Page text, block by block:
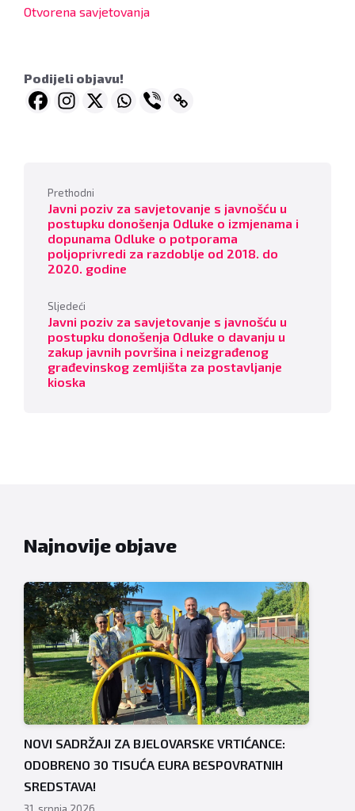
Otvorena savjetovanja
Podijeli objavu!
Prethodni
Javni poziv za savjetovanje s javnošću u
postupku donošenja Odluke o izmjenama i
dopunama Odluke o potporama
poljoprivredi za razdoblje od 2018. do
2020. godine
Sljedeći
Javni poziv za savjetovanje s javnošću u
postupku donošenja Odluke o davanju u
zakup javnih površina i neizgrađenog
građevinskog zemljišta za postavljanje
kioska
Najnovije objave
NOVI SADRŽAJI ZA BJELOVARSKE VRTIĆANCE:
ODOBRENO 30 TISUĆA EURA BESPOVRATNIH
SREDSTAVA!